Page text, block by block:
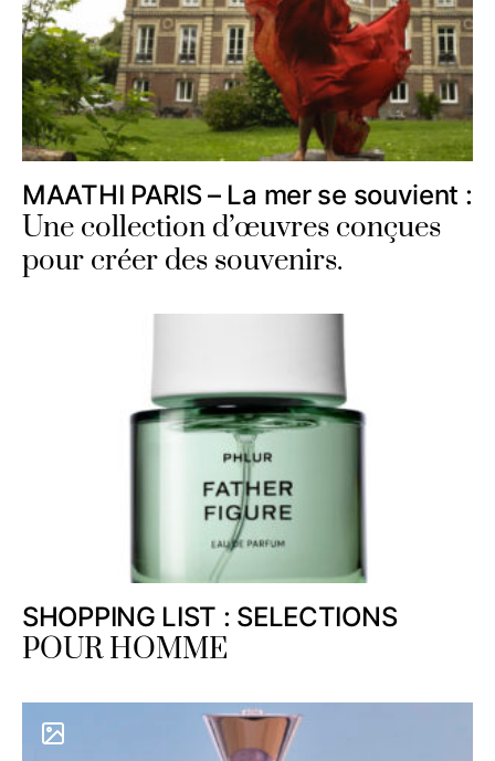
MAATHI PARIS – La mer se souvient :
Une collection d’œuvres conçues
pour créer des souvenirs.
SHOPPING LIST : SELECTIONS
POUR HOMME